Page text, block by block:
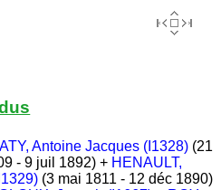
Antoine Jacques (I1328) (21
- 9 juil 1892) + HENAULT,
(3 mai 1811 - 12 déc 1890)